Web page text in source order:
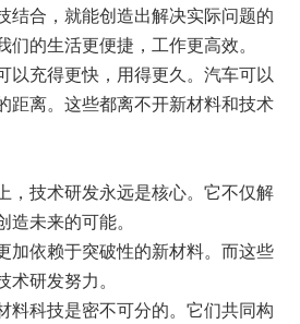
结合，就能创造出解决实际问题的
的生活更便捷，工作更高效。
以充得更快，用得更久。汽车可以
距离。这些都离不开新材料和技术
，技术研发永远是核心。它不仅解
未来的可能。
加依赖于突破性的新材料。而这些
研发努力。
料科技是密不可分的。它们共同构